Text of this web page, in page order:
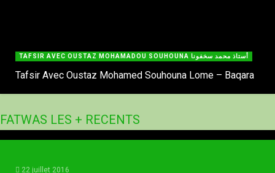
TAFSIR AVEC OUSTAZ MOHAMADOU SOUHOUNA أستاذ محمد سخفونا
Tafsir Avec Oustaz Mohamed Souhouna Lome – Baqara
FATWAS LES + RECENTS
Conférence du professeur Madiakho Tandjigora à Dakar
22 juillet 2016